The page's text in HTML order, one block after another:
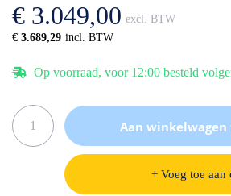
€ 3.689,29
€ 3.049,00
Op voorraad, voor 12:00 besteld
Aan winkelwagen
+ Voeg toe aan